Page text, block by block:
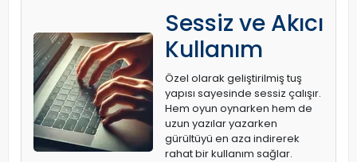
Sessiz ve Akıcı
Kullanım
Özel olarak geliştirilmiş tuş
yapısı sayesinde sessiz çalışır.
Hem oyun oynarken hem de
uzun yazılar yazarken
gürültüyü en aza indirerek
rahat bir kullanım sağlar.